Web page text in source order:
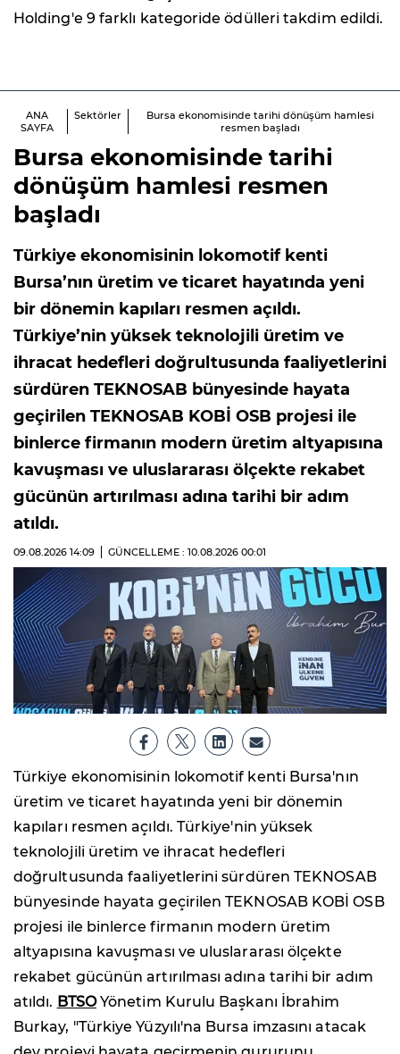
Holding'e 9 farklı kategoride ödülleri takdim edildi.
ANA
SAYFA
Sektörler
Bursa ekonomisinde tarihi dönüşüm hamlesi
resmen başladı
Bursa ekonomisinde tarihi
dönüşüm hamlesi resmen
başladı
Türkiye ekonomisinin lokomotif kenti
Bursa’nın üretim ve ticaret hayatında yeni
bir dönemin kapıları resmen açıldı.
Türkiye’nin yüksek teknolojili üretim ve
ihracat hedefleri doğrultusunda faaliyetlerini
sürdüren TEKNOSAB bünyesinde hayata
geçirilen TEKNOSAB KOBİ OSB projesi ile
binlerce firmanın modern üretim altyapısına
kavuşması ve uluslararası ölçekte rekabet
gücünün artırılması adına tarihi bir adım
atıldı.
09.08.2026 14:09 GÜNCELLEME : 10.08.2026 00:01
Türkiye ekonomisinin lokomotif kenti Bursa'nın
üretim ve ticaret hayatında yeni bir dönemin
kapıları resmen açıldı. Türkiye'nin yüksek
teknolojili üretim ve ihracat hedefleri
doğrultusunda faaliyetlerini sürdüren TEKNOSAB
bünyesinde hayata geçirilen TEKNOSAB KOBİ OSB
projesi ile binlerce firmanın modern üretim
altyapısına kavuşması ve uluslararası ölçekte
rekabet gücünün artırılması adına tarihi bir adım
atıldı. BTSOYönetim Kurulu Başkanı İbrahim
Burkay, "Türkiye Yüzyılı'na Bursa imzasını atacak